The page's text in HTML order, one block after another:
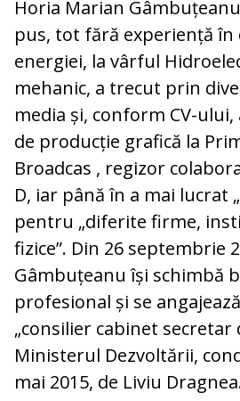
Horia Marian
pus, tot fără experiență în
energiei, la vârful
mehanic, a trecut prin
media și, conform CV-
de producție grafică la
Broadcas , regizor
D, iar până în a mai lucrat
pentru „diferite firme,
fizice”. Din 26 septembrie
Gâmbuțeanu își schimbă
profesional și se
„consilier cabinet secretar
Ministerul Dezvoltării,
mai 2015, de Liviu